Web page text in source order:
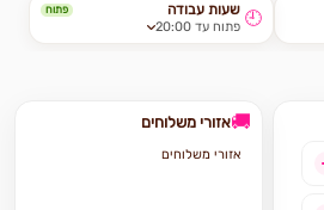
שעות עבודה פתוח
פתוח עד 20:00 🕘
🚚אזורי משלוחים
אזורי משלוחים